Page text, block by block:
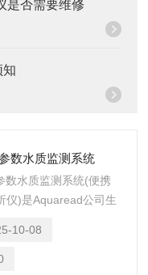
是否需要维修
知
数水质监测系统
数水质监测系统(便携
仪)是Aquaread公司生
自清扫系统，能够现场
期清洁和维护。
10-08